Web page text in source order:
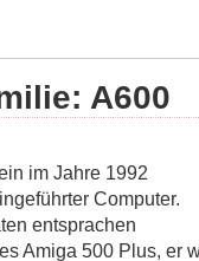
A600
im Jahre 1992
Computer.
entsprachen
Amiga 500 Plus, er